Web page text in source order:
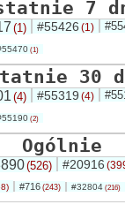
7
(1) #55426 (1)
(1)
30
(4) #55319 (4)
(2)
Ogólnie
(526) #20916
#716 (243) #32804 (216)